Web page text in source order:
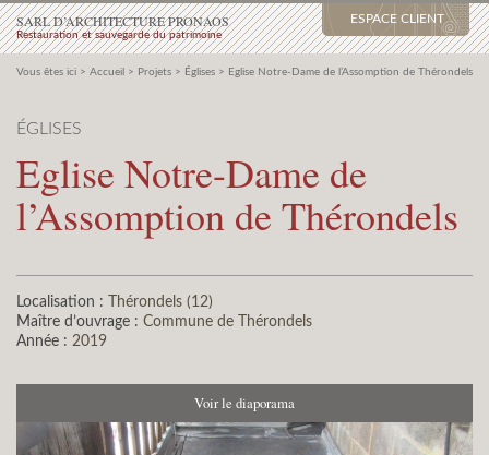
ESPACE CLIENT
SARL D’ARCHITECTURE PRONAOS
Restauration et sauvegarde du patrimoine
Vous êtes ici > Accueil > Projets > Églises > Eglise Notre-Dame de l’Assomption de Thérondels
ÉGLISES
Eglise Notre-Dame de
l’Assomption de Thérondels
Localisation :
Thérondels (12)
Maître d’ouvrage : Commune de Thérondels
Année : 2019
Voir le diaporama